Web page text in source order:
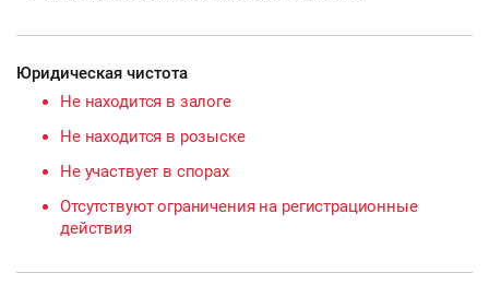
Юридическая чистота
Не находится в залоге
Не находится в розыске
Не участвует в спорах
Отсутствуют ограничения на регистрационные
действия